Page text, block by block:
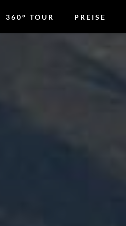
360° TOUR PREISE